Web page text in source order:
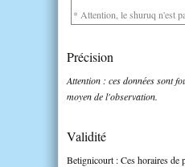
* Attention, le shuruq n'est
Précision
Attention : ces données sont
moyen de l'observation.
Validité
Betignicourt : Ces horaires de